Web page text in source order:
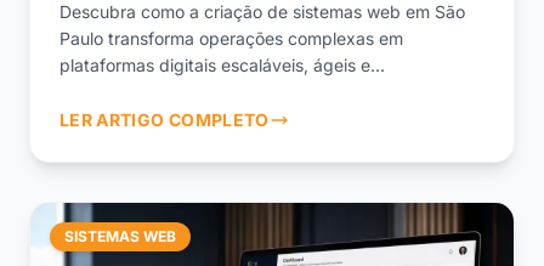
Descubra como a criação de sistemas web em São
Paulo transforma operações complexas em
plataformas digitais escaláveis, ágeis e
LER ARTIGO COMPLETO
SISTEMAS WEB